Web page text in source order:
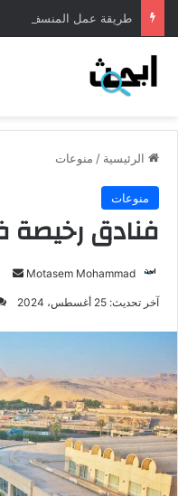
طريقة عمل المنسف
الرئيسية / منوعات
منوعات
فنادق
Motasem Mohammad
آخر تحديث: 25 أغسطس، 2024